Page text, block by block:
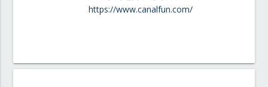
https://www.canalfun.com/